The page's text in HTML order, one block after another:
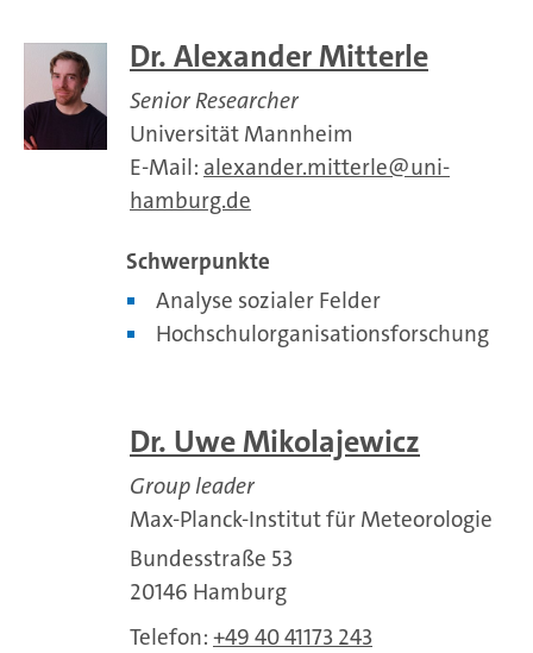
Dr. Alexander Mitterle
Senior Researcher
Universität Mannheim
E-Mail: alexander.mitterle
uni-
hamburg.de
Schwerpunkte
Analyse sozialer Felder
Hochschulorganisationsforschung
Dr. Uwe Mikolajewicz
Group leader
Max-Planck-Institut für Meteorologie
Bundesstraße 53
20146 Hamburg
Telefon: +49 40 41173 243